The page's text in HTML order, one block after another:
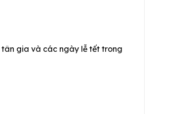
tân gia và các ngày lễ tết trong